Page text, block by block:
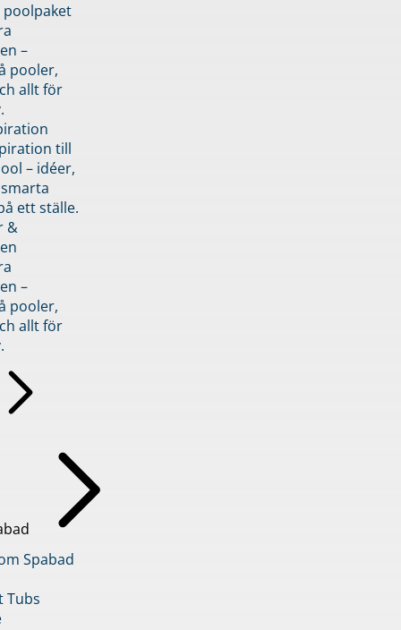
–
pooler,
allt för
till
– idéer,
ett ställe.
&
–
pooler,
allt för
Spabad
Tubs